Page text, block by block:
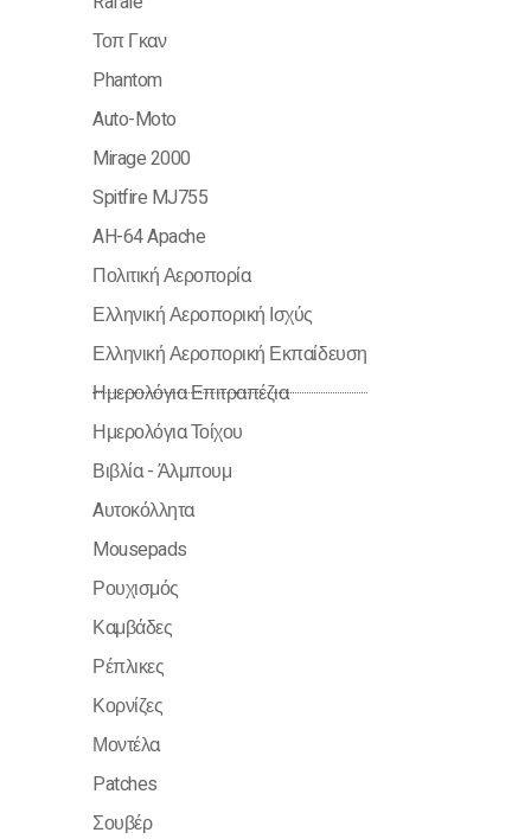
Τοπ Γκαν
Phantom
Auto-Moto
Mirage 2000
Spitfire MJ755
AH-64 Apache
Πολιτική Αεροπορία
Ελληνική Αεροπορική Ισχύς
Ελληνική Αεροπορική Εκπαίδευση
Ημερολόγια Επιτραπέζια
Ημερολόγια Τοίχου
Βιβλία - Άλμπουμ
Aυτοκόλλητα
Mousepads
Ρουχισμός
Καμβάδες
Ρέπλικες
Κορνίζες
Μοντέλα
Patches
Σουβέρ